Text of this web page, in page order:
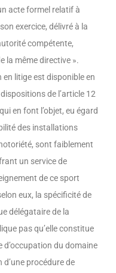
acte formel relatif à
exercice, délivré à la
compétente,
la même directive ».
litige est disponible en
de l’article 12
en font l’objet, eu égard
des installations
sont faiblement
un service de
de ce sport
eux, la spécificité de
délégataire de la
pas qu’elle constitue
d’occupation du domaine
d’une procédure de